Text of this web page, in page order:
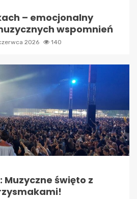
– emocjonalny
wspomnień
2026 140
Muzyczne święto z